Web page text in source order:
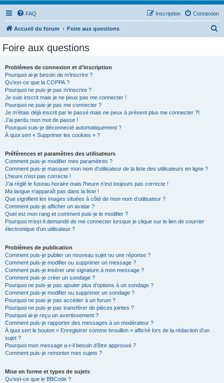
FAQ Connexion
Inscription
Accueil du forum Foire aux questions
Foire aux questions
Problèmes de connexion et d’inscription
Pourquoi ai-je besoin de m’inscrire ?
Qu’est-ce que la COPPA ?
Pourquoi ne puis-je pas m’inscrire ?
Je suis inscrit mais je ne peux pas me connecter !
Pourquoi ne puis-je pas me connecter ?
Je m’étais déjà inscrit par le passé mais ne peux à présent plus me connecter ?!
J’ai perdu mon mot de passe !
Pourquoi suis-je déconnecté automatiquement ?
À quoi sert « Supprimer les cookies » ?
Préférences et paramètres des utilisateurs
Comment puis-je modifier mes paramètres ?
Comment puis-je masquer mon nom d’utilisateur de la liste des utilisateurs en ligne ?
L’heure n’est pas correcte !
J’ai réglé le fuseau horaire mais l’heure n’est toujours pas correcte !
Ma langue n’apparaît pas dans la liste !
Que signifient les images situées à côté de mon nom d’utilisateur ?
Comment puis-je afficher un avatar ?
Quel est mon rang et comment puis-je le modifier ?
Pourquoi m’est-il demandé de me connecter lorsque je clique sur le lien de courrier
électronique d’un utilisateur ?
Problèmes de publication
Comment puis-je publier un nouveau sujet ou une réponse ?
Comment puis-je modifier ou supprimer un message ?
Comment puis-je insérer une signature à mon message ?
Comment puis-je créer un sondage ?
Pourquoi ne puis-je pas ajouter plus d’options à un sondage ?
Comment puis-je modifier ou supprimer un sondage ?
Pourquoi ne puis-je pas accéder à un forum ?
Pourquoi ne puis-je pas transférer de pièces jointes ?
Pourquoi ai-je reçu un avertissement ?
Comment puis-je rapporter des messages à un modérateur ?
À quoi sert le bouton « Enregistrer comme brouillon » affiché lors de la rédaction d’un
sujet ?
Pourquoi mon message a-t-il besoin d’être approuvé ?
Comment puis-je remonter mes sujets ?
Mise en forme et types de sujets
Qu’est-ce que le BBCode ?